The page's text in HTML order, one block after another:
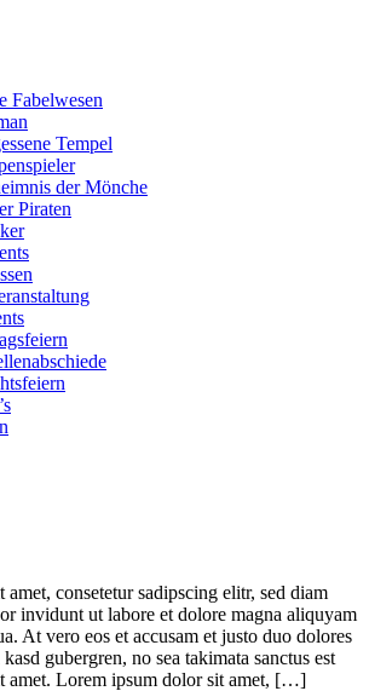
Fabelwesen
Tempel
der Mönche
Piraten
consetetur sadipscing elitr, sed diam
invidunt ut labore et dolore magna aliquyam
At vero eos et accusam et justo duo dolores
gubergren, no sea takimata sanctus est
amet. Lorem ipsum dolor sit amet, […]